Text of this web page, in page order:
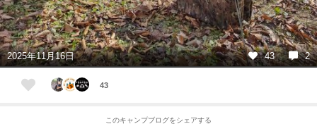
2025年11月16日 43 2
43
このキャンプブログをシェアする